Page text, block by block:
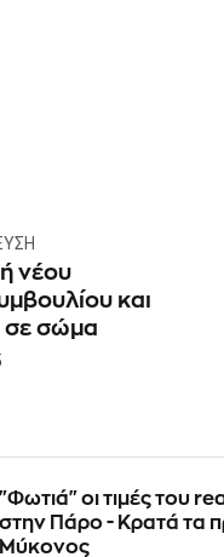
νέου
και
σε σώμα
"Φωτιά" οι τιμές του
στην Πάρο - Κρατά τα
Μύκονος